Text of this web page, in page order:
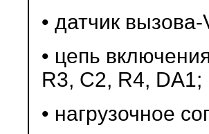
• датчик
• цепь
R3, С2, R4, DA1;
• нагрузочное